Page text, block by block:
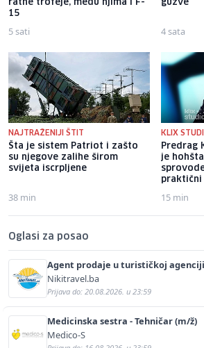
ratne trofeje, među njima i F-
15
5 sati
gužve
4 sata
NAJTRAŽENIJI ŠTIT
Šta je sistem Patriot i zašto
su njegove zalihe širom
svijeta iscrpljene
38 min
KLIX
Predrag
je
praktični
15 min
Oglasi za posao
Agent prodaje u turističkoj
Nikitravel.ba
Prijava do: 20.08.2026. u 23:59
Medicinska sestra - Tehničar (m/ž)
Medico-S